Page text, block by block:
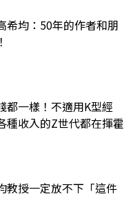
希均：50年的作者和朋
都一樣！不適用K型經
種收入的Z世代都在揮霍
教授一定放不下「這件